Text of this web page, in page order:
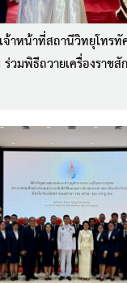
าหน้าที่สถานีวิทยุโทรทั
วมพิธีถวายเครื่องราช
ะพรชัยมงคล